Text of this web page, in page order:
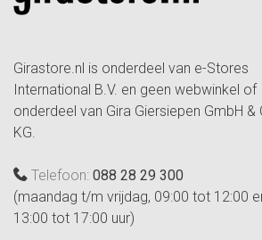
Girastore.nl is onderdeel van e-Stores
International B.V. en geen webwinkel of
onderdeel van Gira Giersiepen GmbH &
KG.
Telefoon: 088 28 29 300
(maandag t/m vrijdag, 09:00 tot 12:00
13:00 tot 17:00 uur)